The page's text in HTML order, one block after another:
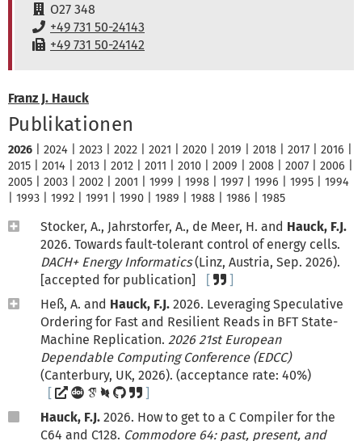
Raum:
O27 348
Telefon:
+49 731 50-24143
Fax:
+49 731 50-24142
Franz J. Hauck
Publikationen
2026 2024 2023 2022 2021 2020 2019 2018 2017 2016
2015
2014 2013 2012 2011 2010 2009 2008 2007 2006
2005
2003 2002 2001 1999 1998 1997 1996 1995
1994
1993 1992 1991 1990 1989 1988 1986 1985
Stocker, A., Jahrstorfer, A., de Meer, H. and Hauck, F.J.
2026. Towards fault-tolerant control of energy cells.
DACH+ Energy Informatics(Linz, Austria, Sep. 2026).
[accepted for publication]
Heß, A. and Hauck, F.J. 2026. Leveraging Speculative
Ordering for Fast and Resilient Reads in BFT State-
Machine Replication. 2026 21st European
Dependable Computing Conference (EDCC)
(Canterbury, UK, 2026). (acceptance rate: 40%)
Hauck, F.J. 2026. How to get to a C Compiler for the
C64 and C128. Commodore 64: past, present, and